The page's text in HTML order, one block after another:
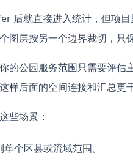
后就直接进入统计，但项
图层按另一个边界裁切，只
的公园服务范围只需要评
样后面的空间连接和汇总更
些场景：
个区县或流域范围。